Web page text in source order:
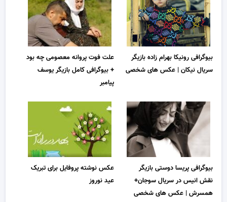
بیوگرافی رونیکا بهرام زاده بازیگر
سریال نیکان | عکس های شخصی
علت فوت پروانه معصومی چه بود
+ بیوگرافی کامل بازیگر یوسف
پیامبر
بیوگرافی پریسا دوستی بازیگر
نقش انیس در سریال سوجان+
همسرش | عکس های شخصی
عکس نوشته پروفایل برای تبریک
عید نوروز